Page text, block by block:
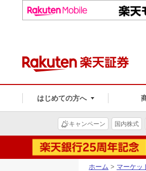
はじめての方へ
キャンペーン 国内株式
ホーム > マーケッ